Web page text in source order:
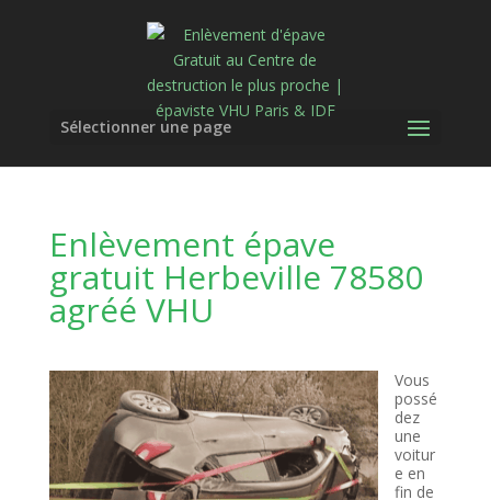
Sélectionner une page
Enlèvement épave
gratuit Herbeville 78580
agréé VHU
Vous
possé
dez
une
voitur
e en
fin de